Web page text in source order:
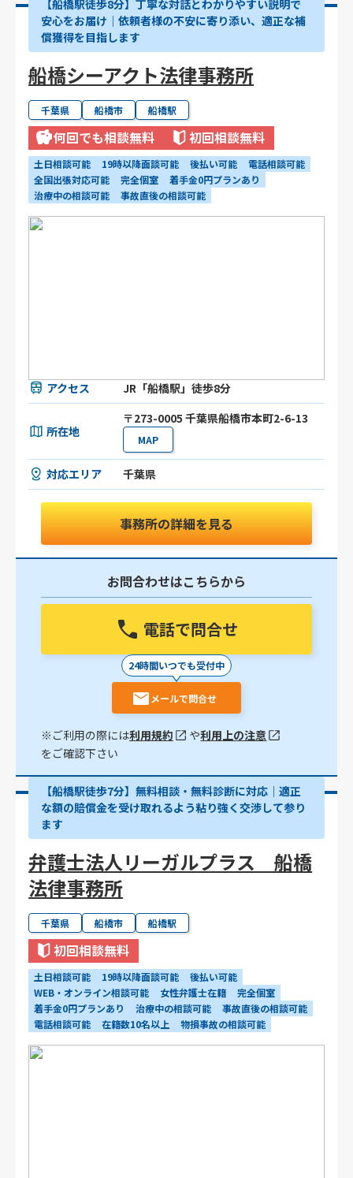
【船橋駅徒歩8分】丁寧な対話とわかりやすい説明で
安心をお届け｜依頼者様の不安に寄り添い、適正な補
償獲得を目指します
船橋シーアクト法律事務所
千葉県 船橋市 船橋駅
何回でも相談無料 初回相談無料
土日相談可能 19時以降面談可能 後払い可能
電話相談可能
全国出張対応可能
完全個室
着手金0円プランあり
治療中の相談可能
事故直後の相談可能
アクセス JR「船橋駅」徒歩8分
所在地
〒273-0005 千葉県船橋市本町2-6-13
MAP
対応エリア 千葉県
事務所の詳細を見る
お問合わせはこちらから
電話で問合せ
24時間いつでも受付中
メールで問合せ
※ご利用の際には利用規約 や利用上の注意
をご確認下さい
【船橋駅徒歩7分】無料相談・無料診断に対応｜適正
な額の賠償金を受け取れるよう粘り強く交渉して参り
ます
弁護士法人リーガルプラス 船橋
法律事務所
千葉県 船橋市 船橋駅
初回相談無料
土日相談可能 19時以降面談可能
後払い可能
WEB・オンライン相談可能
女性弁護士在籍
完全個室
着手金0円プランあり
治療中の相談可能
事故直後の相談可能
電話相談可能
在籍数10名以上 物損事故の相談可能